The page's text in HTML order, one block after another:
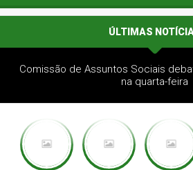
ÚLTIMAS
Comissão de Assuntos Sociais
na quarta-feira